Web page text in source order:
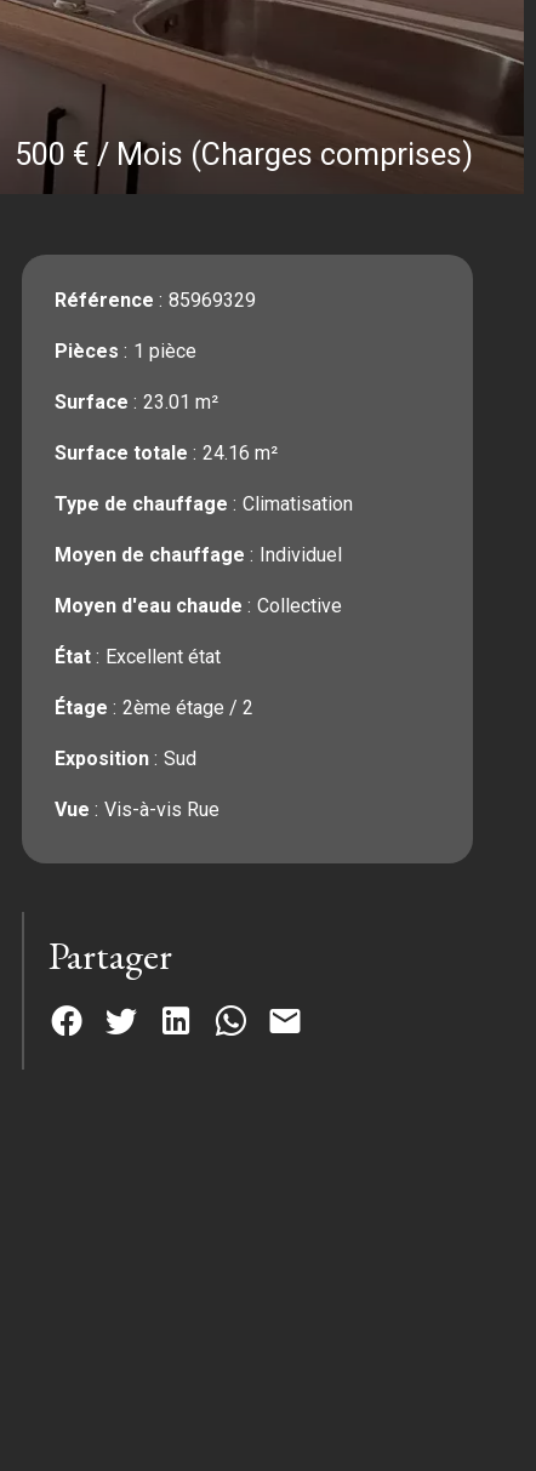
500 € / Mois (Charges comprises)
Référence 85969329
Pièces 1 pièce
Surface 23.01 m²
Surface totale 24.16 m²
Type de chauffage Climatisation
Moyen de chauffage Individuel
Moyen d'eau chaude Collective
État Excellent état
Étage 2ème étage / 2
Exposition Sud
Vue Vis-à-vis Rue
Partager